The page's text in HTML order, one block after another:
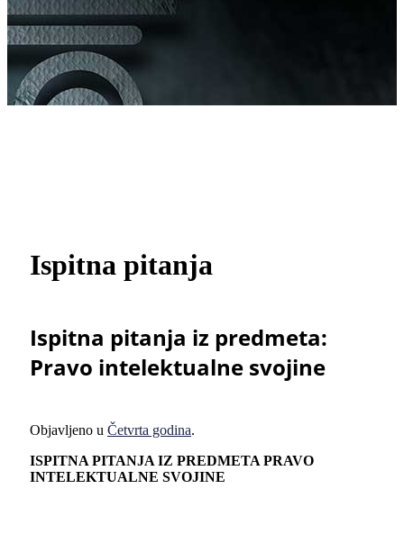
Ispitna pitanja
Ispitna pitanja iz predmeta:
Pravo intelektualne svojine
Objavljeno u Četvrta godina.
ISPITNA PITANJA IZ PREDMETA PRAVO
INTELEKTUALNE SVOJINE